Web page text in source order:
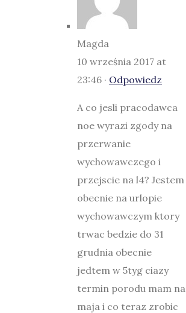
Magda
10 września 2017 at
23:46 · Odpowiedz
A co jesli pracodawca
noe wyrazi zgody na
przerwanie
wychowawczego i
przejscie na l4? Jestem
obecnie na urlopie
wychowawczym ktory
trwac bedzie do 31
grudnia obecnie
jedtem w 5tyg ciazy
termin porodu mam na
maja i co teraz zrobic